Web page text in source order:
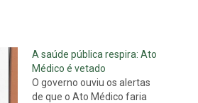
A saúde pública respira: Ato
Médico é vetado
O governo ouviu os alertas
de que o Ato Médico faria